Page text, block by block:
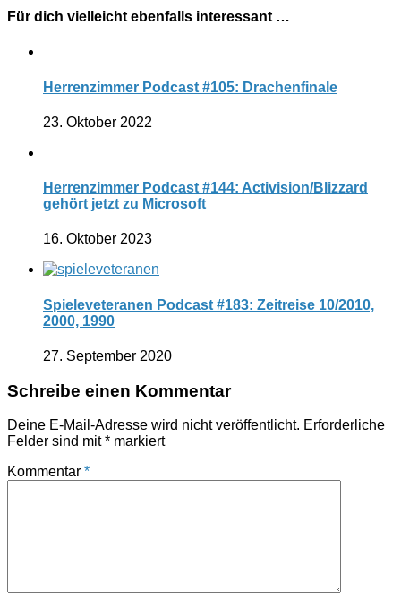
Für dich vielleicht ebenfalls interessant …
Herrenzimmer Podcast #105: Drachenfinale
23. Oktober 2022
Herrenzimmer Podcast #144: Activision/Blizzard
gehört jetzt zu Microsoft
16. Oktober 2023
Spieleveteranen Podcast #183: Zeitreise 10/2010,
2000, 1990
27. September 2020
Schreibe einen Kommentar
Deine E-Mail-Adresse wird nicht veröffentlicht. Erforderliche
Felder sind mit* markiert
Kommentar *